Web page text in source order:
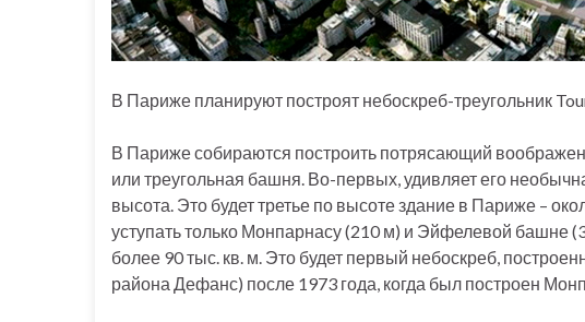
В Париже планируют построят небоскреб-треугольник
В Париже собираются построить потрясающий
или треугольная башня. Во-первых, удивляет его
высота. Это будет третье по высоте здание в Париже –
уступать только Монпарнасу (210 м) и Эйфелевой башне
более 90 тыс. кв. м. Это будет первый небоскреб,
района Дефанс) после 1973 года, когда был построен